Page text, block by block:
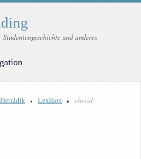
und anderes
Heraldik Lexikon cheval